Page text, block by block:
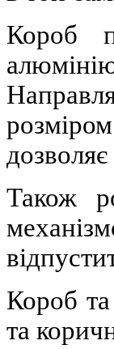
Короб
дозволяє
Також
Короб та
та